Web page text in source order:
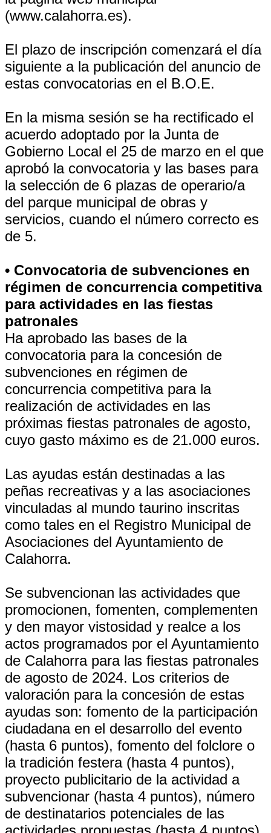
(www.calahorra.es).
El plazo de inscripción comenzará el día
siguiente a la publicación del anuncio de
estas convocatorias en el B.O.E.
En la misma sesión se ha rectificado el
acuerdo adoptado por la Junta de
Gobierno Local el 25 de marzo en el que
aprobó la convocatoria y las bases para
la selección de 6 plazas de operario/a
del parque municipal de obras y
servicios, cuando el número correcto es
de 5.
• Convocatoria de subvenciones en
régimen de concurrencia competitiva
para actividades en las fiestas
patronales
Ha aprobado las bases de la
convocatoria para la concesión de
subvenciones en régimen de
concurrencia competitiva para la
realización de actividades en las
próximas fiestas patronales de agosto,
cuyo gasto máximo es de 21.000 euros.
Las ayudas están destinadas a las
peñas recreativas y a las asociaciones
vinculadas al mundo taurino inscritas
como tales en el Registro Municipal de
Asociaciones del Ayuntamiento de
Calahorra.
Se subvencionan las actividades que
promocionen, fomenten, complementen
y den mayor vistosidad y realce a los
actos programados por el Ayuntamiento
de Calahorra para las fiestas patronales
de agosto de 2024. Los criterios de
valoración para la concesión de estas
ayudas son: fomento de la participación
ciudadana en el desarrollo del evento
(hasta 6 puntos), fomento del folclore o
la tradición festera (hasta 4 puntos),
proyecto publicitario de la actividad a
subvencionar (hasta 4 puntos), número
de destinatarios potenciales de las